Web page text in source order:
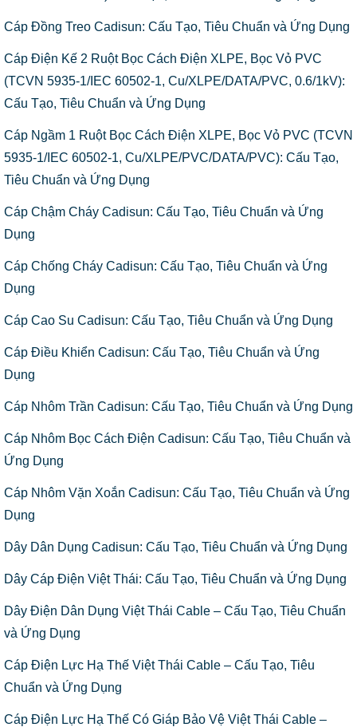
Cáp Đồng Treo Cadisun: Cấu Tạo, Tiêu Chuẩn và Ứng Dụng
Cáp Điện Kế 2 Ruột Bọc Cách Điện XLPE, Bọc Vỏ PVC
(TCVN 5935-1/IEC 60502-1, Cu/XLPE/DATA/PVC, 0.6/1kV):
Cấu Tạo, Tiêu Chuẩn và Ứng Dụng
Cáp Ngầm 1 Ruột Bọc Cách Điện XLPE, Bọc Vỏ PVC (TCVN
5935-1/IEC 60502-1, Cu/XLPE/PVC/DATA/PVC): Cấu Tạo,
Tiêu Chuẩn và Ứng Dụng
Cáp Chậm Cháy Cadisun: Cấu Tạo, Tiêu Chuẩn và Ứng
Dụng
Cáp Chống Cháy Cadisun: Cấu Tạo, Tiêu Chuẩn và Ứng
Dụng
Cáp Cao Su Cadisun: Cấu Tạo, Tiêu Chuẩn và Ứng Dụng
Cáp Điều Khiển Cadisun: Cấu Tạo, Tiêu Chuẩn và Ứng
Dụng
Cáp Nhôm Trần Cadisun: Cấu Tạo, Tiêu Chuẩn và Ứng Dụng
Cáp Nhôm Bọc Cách Điện Cadisun: Cấu Tạo, Tiêu Chuẩn và
Ứng Dụng
Cáp Nhôm Vặn Xoắn Cadisun: Cấu Tạo, Tiêu Chuẩn và Ứng
Dụng
Dây Dân Dụng Cadisun: Cấu Tạo, Tiêu Chuẩn và Ứng Dụng
Dây Cáp Điện Việt Thái: Cấu Tạo, Tiêu Chuẩn và Ứng Dụng
Dây Điện Dân Dụng Việt Thái Cable – Cấu Tạo, Tiêu Chuẩn
và Ứng Dụng
Cáp Điện Lực Hạ Thế Việt Thái Cable – Cấu Tạo, Tiêu
Chuẩn và Ứng Dụng
Cáp Điện Lực Hạ Thế Có Giáp Bảo Vệ Việt Thái Cable –